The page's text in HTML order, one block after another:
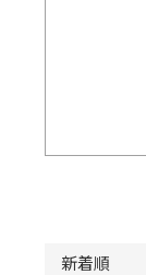
新着順